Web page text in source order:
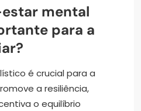
mental
para a
é crucial para a
a resiliência,
o equilíbrio